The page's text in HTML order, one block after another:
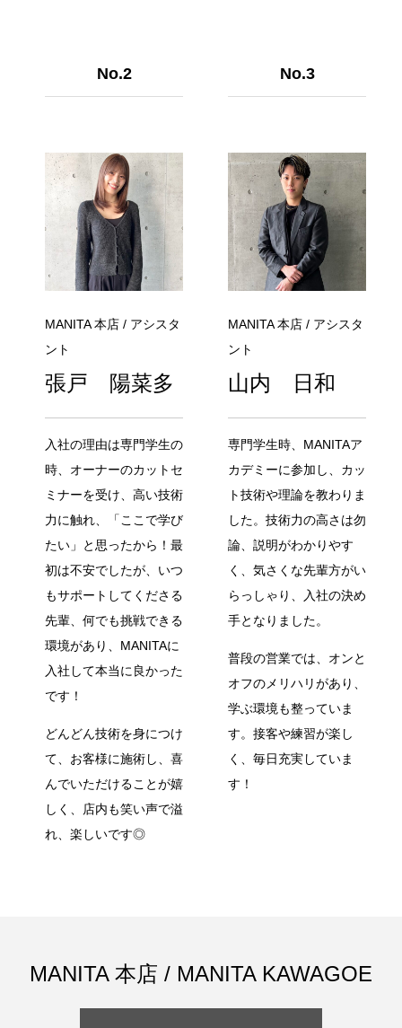
No.2
MANITA 本店 / アシスタ
ント
張戸 陽菜多
入社の理由は専門学生の
時、オーナーのカットセ
ミナーを受け、高い技術
力に触れ、「ここで学び
たい」と思ったから！最
初は不安でしたが、いつ
もサポートしてくださる
先輩、何でも挑戦できる
環境があり、MANITAに
入社して本当に良かった
です！
どんどん技術を身につけ
て、お客様に施術し、喜
んでいただけることが嬉
しく、店内も笑い声で溢
れ、楽しいです◎
No.3
MANITA 本店 / アシスタ
ント
山内 日和
専門学生時、MANITAア
カデミーに参加し、カッ
ト技術や理論を教わりま
した。技術力の高さは勿
論、説明がわかりやす
く、気さくな先輩方がい
らっしゃり、入社の決め
手となりました。
普段の営業では、オンと
オフのメリハリがあり、
学ぶ環境も整っていま
す。接客や練習が楽し
く、毎日充実していま
す！
MANITA 本店 / MANITA KAWAGOE